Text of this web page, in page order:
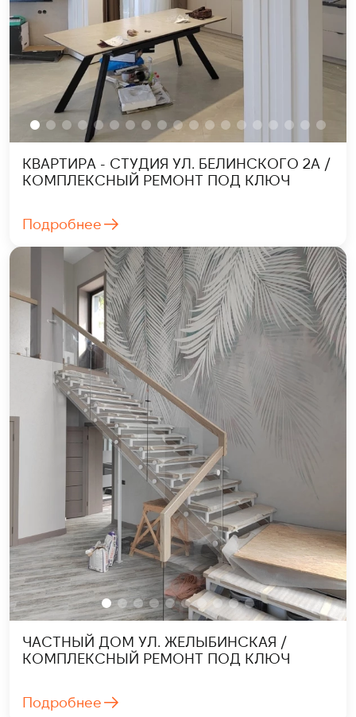
КВАРТИРА - СТУДИЯ УЛ. БЕЛИНСКОГО 2А /
КОМПЛЕКСНЫЙ РЕМОНТ ПОД КЛЮЧ
Подробнее
ЧАСТНЫЙ ДОМ УЛ. ЖЕЛЫБИНСКАЯ /
КОМПЛЕКСНЫЙ РЕМОНТ ПОД КЛЮЧ
Подробнее